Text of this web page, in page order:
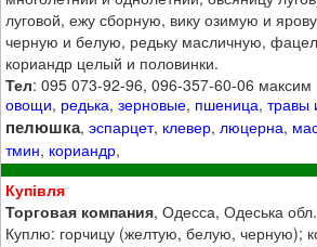
луговой, ежу сборную, вику озимую и
черную и белую, редьку масличную,
кориандр целый и половинки.
Тел: 095 073-92-96, 096-357-60-06 максим
овощи, редька,зерновые, пшеница,травы
пелюшка,эспарцет, клевер, люцерна,
тмин, кориандр,
Купівля
Торговая компания, Одесса, Одеська обл.
Куплю: горчицу (желтую, белую, черную);